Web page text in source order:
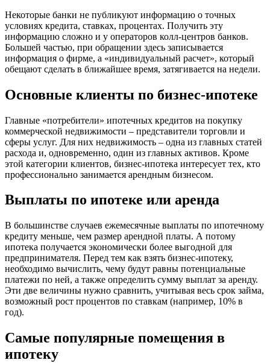
Некоторые банки не публикуют информацию о точных
условиях кредита, ставках, процентах. Получить эту
информацию сложно и у операторов колл-центров банков.
Большей частью, при обращении здесь записывается
информация о фирме, а «индивидуальный расчет», который
обещают сделать в ближайшее время, затягивается на недели.
Основные клиенты по бизнес-ипотеке
Главные «потребители» ипотечных кредитов на покупку
коммерческой недвижимости – представители торговли и
сферы услуг. Для них недвижимость – одна из главных статей
расхода и, одновременно, один из главных активов. Кроме
этой категории клиентов, бизнес-ипотека интересует тех, кто
профессионально занимается арендным бизнесом.
Выплаты по ипотеке или аренда
В большинстве случаев ежемесячные выплаты по ипотечному
кредиту меньше, чем размер арендной платы. А потому
ипотека получается экономически более выгодной для
предпринимателя. Перед тем как взять бизнес-ипотеку,
необходимо вычислить, чему будут равны потенциальные
платежи по ней, а также определить сумму выплат за аренду.
Эти две величины нужно сравнить, учитывая весь срок займа,
возможный рост процентов по ставкам (например, 10% в
год).
Самые популярные помещения в
ипотеку